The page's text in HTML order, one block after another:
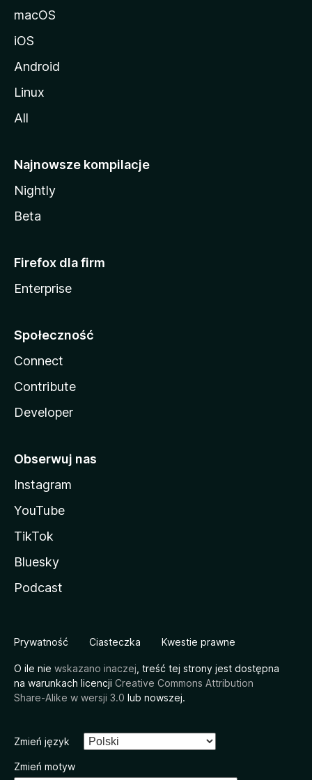
macOS
iOS
Android
Linux
All
Najnowsze kompilacje
Nightly
Beta
Firefox dla firm
Enterprise
Społeczność
Connect
Contribute
Developer
Obserwuj nas
Instagram
YouTube
TikTok
Bluesky
Podcast
Prywatność Ciasteczka Kwestie prawne
O ile nie wskazano inaczej , treść tej strony jest dostępna
na warunkach licencji Creative Commons Attribution
Share-Alike w wersji 3.0 lub nowszej.
Zmień język
Zmień motyw